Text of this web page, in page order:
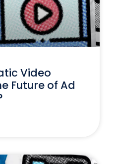
Video
Future of Ad